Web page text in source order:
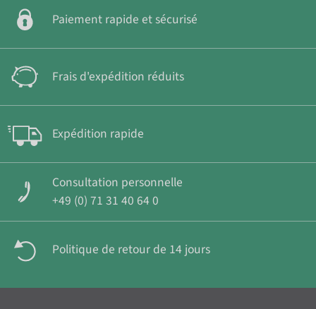
Paiement rapide et sécurisé
Frais d'expédition réduits
Expédition rapide
Consultation personnelle
+49 (0) 71 31 40 64 0
Politique de retour de 14 jours